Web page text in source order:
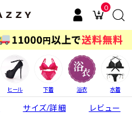
0
ヒール 下着 浴衣 水着
サイズ/詳細 レビュー